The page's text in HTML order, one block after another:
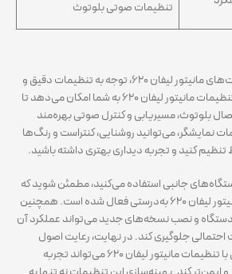
تنظیمات صوتی بلوتوث
برای استفاده بهینه از قابلیت‌های مانیتور لیفان ۶۲۰، توجه به تنظیمات دقیق و
به‌روز اهمیت زیادی دارد. تنظیمات مانیتور لیفان ۶۲۰ به شما امکان می‌دهد تا
بلوتوث، مسیریابی و کنترل صوتی بهره‌مند
نمایشگر، می‌توانید روشنایی، کنتراست و رنگ‌ها
تنظیم کنید و تجربه دیداری بهتری داشته باشید.
جانبی استفاده می‌کنید، مطمئن شوید که
این قابلیت در تنظیمات مانیتور لیفان ۶۲۰ به‌درستی فعال شده است. همچنین
دستگاه و نصب نسخه‌های جدید می‌تواند عملکرد آن
احتمالی جلوگیری کند. در نهایت، رعایت اصول
استفاده از مانیتور و آشنایی با تنظیمات مانیتور لیفان ۶۲۰ می‌تواند تجربه